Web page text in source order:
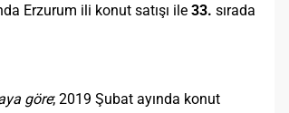
Erzurum ili konut satışı ile 33. sırada
göre; 2019 Şubat ayında konut